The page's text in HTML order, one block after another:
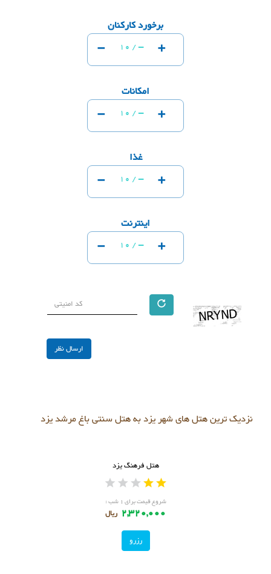
برخورد کارکنان
- 10 / - +
امکانات
- 10 / - +
غذا
- 10 / - +
اینترنت
- 10 / - +
نزدیک ترین هتل های شهر یزد به هتل سنتی باغ مرشد یزد
هتل فرهنگ یزد
شروع قیمت برای ۱ شب :
2,320,000 ریال
رزرو